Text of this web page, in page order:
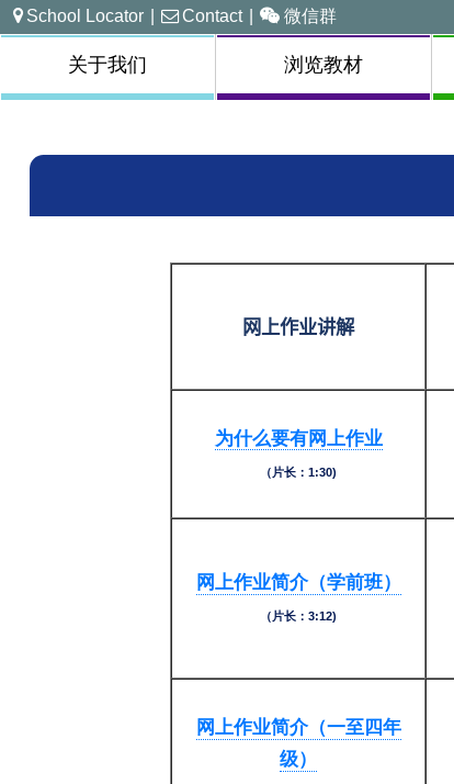
School Locator | Contact | 微信群
关于我们 浏览教材
网上作业讲解
为什么要有网上作业
（片长：1:30)
网上作业简介（学前班）
（片长：3:12)
网上作业简介（一至四年
级）